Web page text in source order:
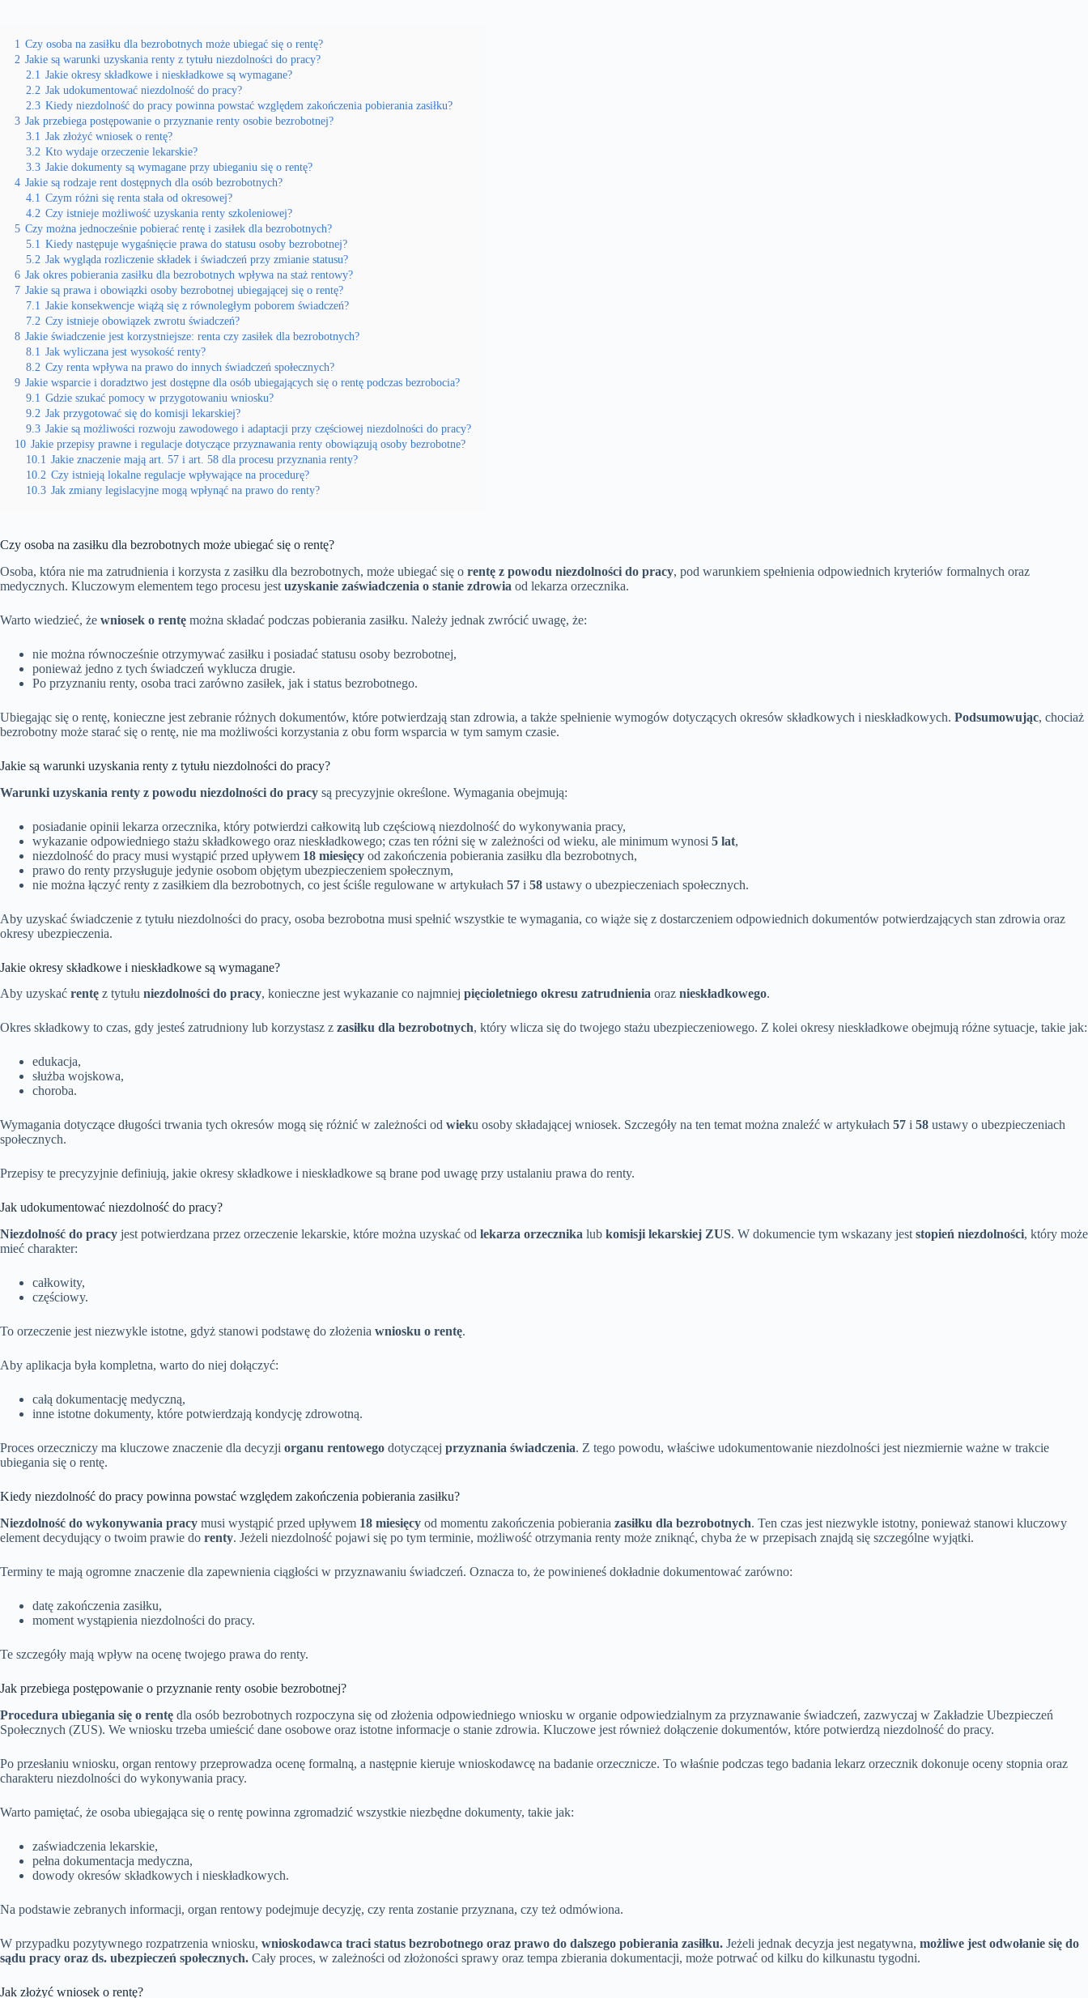
1 Czy osoba na zasiłku dla bezrobotnych może ubiegać się o rentę?
2 Jakie są warunki uzyskania renty z tytułu niezdolności do pracy?
2.1 Jakie okresy składkowe i nieskładkowe są wymagane?
2.2 Jak udokumentować niezdolność do pracy?
2.3 Kiedy niezdolność do pracy powinna powstać względem zakończenia pobierania zasiłku?
3 Jak przebiega postępowanie o przyznanie renty osobie bezrobotnej?
3.1 Jak złożyć wniosek o rentę?
3.2 Kto wydaje orzeczenie lekarskie?
3.3 Jakie dokumenty są wymagane przy ubieganiu się o rentę?
4 Jakie są rodzaje rent dostępnych dla osób bezrobotnych?
4.1 Czym różni się renta stała od okresowej?
4.2 Czy istnieje możliwość uzyskania renty szkoleniowej?
5 Czy można jednocześnie pobierać rentę i zasiłek dla bezrobotnych?
5.1 Kiedy następuje wygaśnięcie prawa do statusu osoby bezrobotnej?
5.2 Jak wygląda rozliczenie składek i świadczeń przy zmianie statusu?
6 Jak okres pobierania zasiłku dla bezrobotnych wpływa na staż rentowy?
7 Jakie są prawa i obowiązki osoby bezrobotnej ubiegającej się o rentę?
7.1 Jakie konsekwencje wiążą się z równoległym poborem świadczeń?
7.2 Czy istnieje obowiązek zwrotu świadczeń?
8 Jakie świadczenie jest korzystniejsze: renta czy zasiłek dla bezrobotnych?
8.1 Jak wyliczana jest wysokość renty?
8.2 Czy renta wpływa na prawo do innych świadczeń społecznych?
9 Jakie wsparcie i doradztwo jest dostępne dla osób ubiegających się o rentę podczas bezrobocia?
9.1 Gdzie szukać pomocy w przygotowaniu wniosku?
9.2 Jak przygotować się do komisji lekarskiej?
9.3 Jakie są możliwości rozwoju zawodowego i adaptacji przy częściowej niezdolności do pracy?
10 Jakie przepisy prawne i regulacje dotyczące przyznawania renty obowiązują osoby bezrobotne?
10.1 Jakie znaczenie mają art. 57 i art. 58 dla procesu przyznania renty?
10.2 Czy istnieją lokalne regulacje wpływające na procedurę?
10.3 Jak zmiany legislacyjne mogą wpłynąć na prawo do renty?
Czy osoba na zasiłku dla bezrobotnych może ubiegać się o rentę?
Osoba, która nie ma zatrudnienia i korzysta z zasiłku dla bezrobotnych, może ubiegać się o rentę z powodu niezdolności do pracy, pod warunkiem spełnienia odpowiednich kryteriów formalnych oraz
medycznych. Kluczowym elementem tego procesu jest uzyskanie zaświadczenia o stanie zdrowia od lekarza orzecznika.
Warto wiedzieć, że wniosek o rentę można składać podczas pobierania zasiłku. Należy jednak zwrócić uwagę, że:
nie można równocześnie otrzymywać zasiłku i posiadać statusu osoby bezrobotnej,
ponieważ jedno z tych świadczeń wyklucza drugie.
Po przyznaniu renty, osoba traci zarówno zasiłek, jak i status bezrobotnego.
Ubiegając się o rentę, konieczne jest zebranie różnych dokumentów, które potwierdzają stan zdrowia, a także spełnienie wymogów dotyczących okresów składkowych i nieskładkowych. Podsumowując, chociaż
bezrobotny może starać się o rentę, nie ma możliwości korzystania z obu form wsparcia w tym samym czasie.
Jakie są warunki uzyskania renty z tytułu niezdolności do pracy?
Warunki uzyskania renty z powodu niezdolności do pracy są precyzyjnie określone. Wymagania obejmują:
posiadanie opinii lekarza orzecznika, który potwierdzi całkowitą lub częściową niezdolność do wykonywania pracy,
wykazanie odpowiedniego stażu składkowego oraz nieskładkowego; czas ten różni się w zależności od wieku, ale minimum wynosi 5 lat,
niezdolność do pracy musi wystąpić przed upływem 18 miesięcy od zakończenia pobierania zasiłku dla bezrobotnych,
prawo do renty przysługuje jedynie osobom objętym ubezpieczeniem społecznym,
nie można łączyć renty z zasiłkiem dla bezrobotnych, co jest ściśle regulowane w artykułach 57 i 58 ustawy o ubezpieczeniach społecznych.
Aby uzyskać świadczenie z tytułu niezdolności do pracy, osoba bezrobotna musi spełnić wszystkie te wymagania, co wiąże się z dostarczeniem odpowiednich dokumentów potwierdzających stan zdrowia oraz
okresy ubezpieczenia.
Jakie okresy składkowe i nieskładkowe są wymagane?
Aby uzyskać rentę z tytułu niezdolności do pracy, konieczne jest wykazanie co najmniej pięcioletniego okresu zatrudnienia oraz nieskładkowego.
Okres składkowy to czas, gdy jesteś zatrudniony lub korzystasz z zasiłku dla bezrobotnych, który wlicza się do twojego stażu ubezpieczeniowego. Z kolei okresy nieskładkowe obejmują różne sytuacje, takie jak:
edukacja,
służba wojskowa,
choroba.
Wymagania dotyczące długości trwania tych okresów mogą się różnić w zależności od wieku osoby składającej wniosek. Szczegóły na ten temat można znaleźć w artykułach 57 i 58 ustawy o ubezpieczeniach
społecznych.
Przepisy te precyzyjnie definiują, jakie okresy składkowe i nieskładkowe są brane pod uwagę przy ustalaniu prawa do renty.
Jak udokumentować niezdolność do pracy?
Niezdolność do pracy jest potwierdzana przez orzeczenie lekarskie, które można uzyskać od lekarza orzecznika lub komisji lekarskiej ZUS. W dokumencie tym wskazany jest stopień niezdolności, który może
mieć charakter:
całkowity,
częściowy.
To orzeczenie jest niezwykle istotne, gdyż stanowi podstawę do złożenia wniosku o rentę.
Aby aplikacja była kompletna, warto do niej dołączyć:
całą dokumentację medyczną,
inne istotne dokumenty, które potwierdzają kondycję zdrowotną.
Proces orzeczniczy ma kluczowe znaczenie dla decyzji organu rentowego dotyczącej przyznania świadczenia. Z tego powodu, właściwe udokumentowanie niezdolności jest niezmiernie ważne w trakcie
ubiegania się o rentę.
Kiedy niezdolność do pracy powinna powstać względem zakończenia pobierania zasiłku?
Niezdolność do wykonywania pracy musi wystąpić przed upływem 18 miesięcy od momentu zakończenia pobierania zasiłku dla bezrobotnych. Ten czas jest niezwykle istotny, ponieważ stanowi kluczowy
element decydujący o twoim prawie do renty. Jeżeli niezdolność pojawi się po tym terminie, możliwość otrzymania renty może zniknąć, chyba że w przepisach znajdą się szczególne wyjątki.
Terminy te mają ogromne znaczenie dla zapewnienia ciągłości w przyznawaniu świadczeń. Oznacza to, że powinieneś dokładnie dokumentować zarówno:
datę zakończenia zasiłku,
moment wystąpienia niezdolności do pracy.
Te szczegóły mają wpływ na ocenę twojego prawa do renty.
Jak przebiega postępowanie o przyznanie renty osobie bezrobotnej?
Procedura ubiegania się o rentę dla osób bezrobotnych rozpoczyna się od złożenia odpowiedniego wniosku w organie odpowiedzialnym za przyznawanie świadczeń, zazwyczaj w Zakładzie Ubezpieczeń
Społecznych (ZUS). We wniosku trzeba umieścić dane osobowe oraz istotne informacje o stanie zdrowia. Kluczowe jest również dołączenie dokumentów, które potwierdzą niezdolność do pracy.
Po przesłaniu wniosku, organ rentowy przeprowadza ocenę formalną, a następnie kieruje wnioskodawcę na badanie orzecznicze. To właśnie podczas tego badania lekarz orzecznik dokonuje oceny stopnia oraz
charakteru niezdolności do wykonywania pracy.
Warto pamiętać, że osoba ubiegająca się o rentę powinna zgromadzić wszystkie niezbędne dokumenty, takie jak:
zaświadczenia lekarskie,
pełna dokumentacja medyczna,
dowody okresów składkowych i nieskładkowych.
Na podstawie zebranych informacji, organ rentowy podejmuje decyzję, czy renta zostanie przyznana, czy też odmówiona.
W przypadku pozytywnego rozpatrzenia wniosku, wnioskodawca traci status bezrobotnego oraz prawo do dalszego pobierania zasiłku. Jeżeli jednak decyzja jest negatywna, możliwe jest odwołanie się do
sądu pracy oraz ds. ubezpieczeń społecznych. Cały proces, w zależności od złożoności sprawy oraz tempa zbierania dokumentacji, może potrwać od kilku do kilkunastu tygodni.
Jak złożyć wniosek o rentę?